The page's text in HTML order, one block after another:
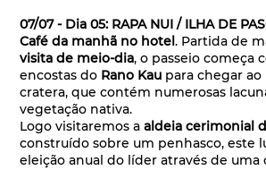
07/07 - Dia 05: RAPA NUI / ILHA DE
Café da manhã no hotel. Partida de
visita de meio-dia, o passeio começa
encostas do Rano Kau para chegar
cratera, que contém numerosas
vegetação nativa.
Logo visitaremos aaldeia cerimonial
construído sobre um penhasco, este
eleição anual do líder através de uma